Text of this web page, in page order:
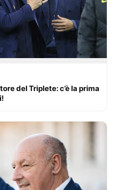
del Triplete: c’è la prima